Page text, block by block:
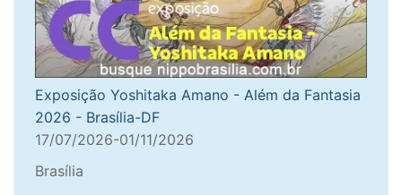
Exposição Yoshitaka Amano - Além da Fantasia
2026 - Brasília-DF
17/07/2026-01/11/2026
Brasília